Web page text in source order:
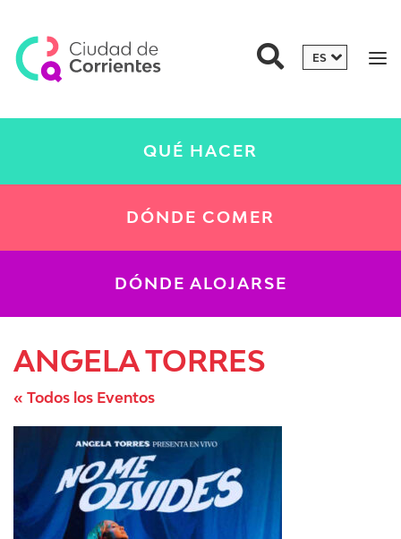
QUÉ HACER
DÓNDE COMER
DÓNDE ALOJARSE
ANGELA TORRES
« Todos los Eventos